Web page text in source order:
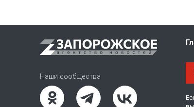
Наши сообщества